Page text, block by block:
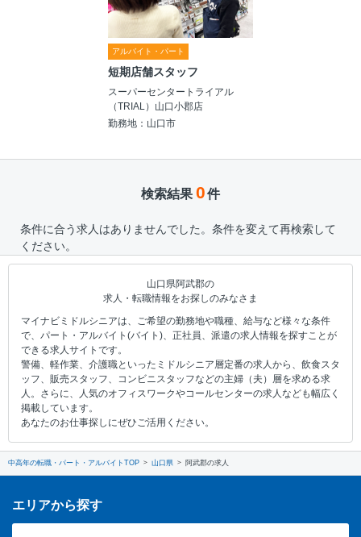
アルバイト・パート
短期店舗スタッフ
スーパーセンタートライアル
（TRIAL）山口小郡店
勤務地：山口市
検索結果 0件
条件に合う求人はありませんでした。条件を変えて再検索して
ください。
山口県阿武郡の
求人・転職情報をお探しのみなさま
マイナビミドルシニアは、ご希望の勤務地や職種、給与など様々な条件
で、パート・アルバイト(バイト)、正社員、派遣の求人情報を探すことが
できる求人サイトです。
警備、軽作業、介護職といったミドルシニア層定番の求人から、飲食スタ
ッフ、販売スタッフ、コンビニスタッフなどの主婦（夫）層を求める求
人。さらに、人気のオフィスワークやコールセンターの求人なども幅広く
掲載しています。
あなたのお仕事探しにぜひご活用ください。
中高年の転職・パート・アルバイトTOP 山口県 阿武郡の求人
エリアから探す